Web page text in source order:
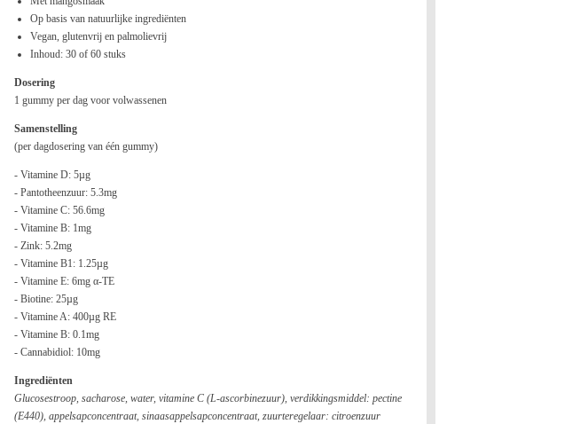
Op basis van natuurlijke ingrediënten
Vegan, glutenvrij en palmolievrij
Inhoud: 30 of 60 stuks
Dosering
1 gummy per dag voor volwassenen
Samenstelling
(per dagdosering van één gummy)
- Vitamine D: 5µg
- Pantotheenzuur: 5.3mg
- Vitamine C: 56.6mg
- Vitamine B: 1mg
- Zink: 5.2mg
- Vitamine B1: 1.25µg
- Vitamine E: 6mg α-TE
- Biotine: 25µg
- Vitamine A: 400µg RE
- Vitamine B: 0.1mg
- Cannabidiol: 10mg
Ingrediënten
Glucosestroop, sacharose, water, vitamine C (L-ascorbinezuur), verdikkingsmiddel: pectine
(E440), appelsapconcentraat, sinaasappelsapconcentraat, zuurteregelaar: citroenzuur